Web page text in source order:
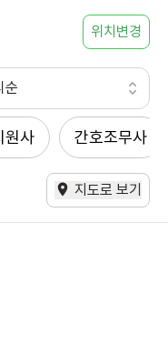
위치변경
순
원사 간호조무사
지도로 보기